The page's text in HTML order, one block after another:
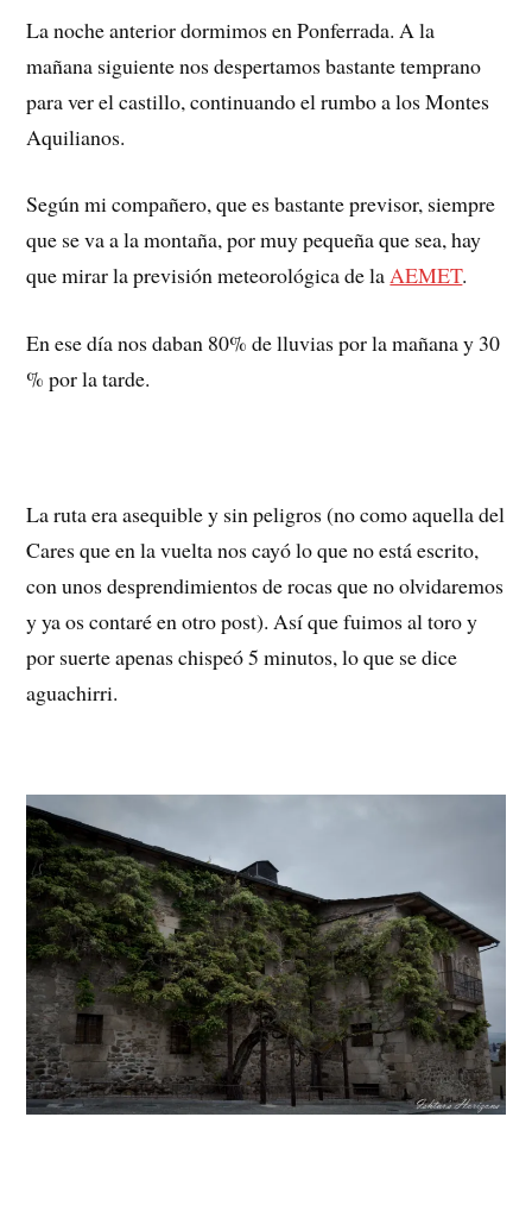
La noche anterior dormimos en Ponferrada. A la
mañana siguiente nos despertamos bastante temprano
para ver el castillo, continuando el rumbo a los Montes
Aquilianos.
Según mi compañero, que es bastante previsor, siempre
que se va a la montaña, por muy pequeña que sea, hay
que mirar la previsión meteorológica de laAEMET.
En ese día nos daban 80% de lluvias por la mañana y 30
% por la tarde.
La ruta era asequible y sin peligros (no como aquella del
Cares que en la vuelta nos cayó lo que no está escrito,
con unos desprendimientos de rocas que no olvidaremos
y ya os contaré en otro post). Así que fuimos al toro y
por suerte apenas chispeó 5 minutos, lo que se dice
aguachirri.